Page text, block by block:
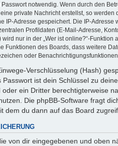
notwendig. Wenn durch den
private Nachricht erstellst, so
IP-Adresse gespeichert. Die IP-
Profildaten (E-Mail-Adresse,
nur in der „Wer ist online?“-Funktion
Funktionen des Boards, dass weitere
oder Benachrichtigungsfunktionen.
Verschlüsselung (Hash)
ist dein Schlüssel zu
ein Dritter berechtigterweise
Die phpBB-Software fragt
dem du dann auf das Board
von dir eingegebenen und oben